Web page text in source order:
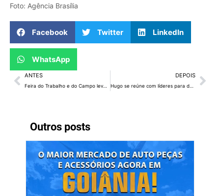
Outros posts
Foto: Agência Brasília
Facebook Twitter LinkedIn
WhatsApp
ANTES
Feira do Trabalho e do Campo leva agricultura familiar e economia solidária ao Plano Piloto
DEPOIS
Hugo se reúne com líderes para definir pauta da Câmara antes do recesso